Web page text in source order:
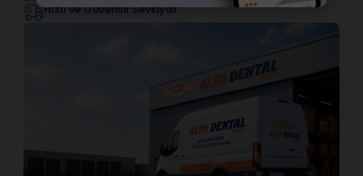
Hızlı ve Güvenilir Sevkiyat